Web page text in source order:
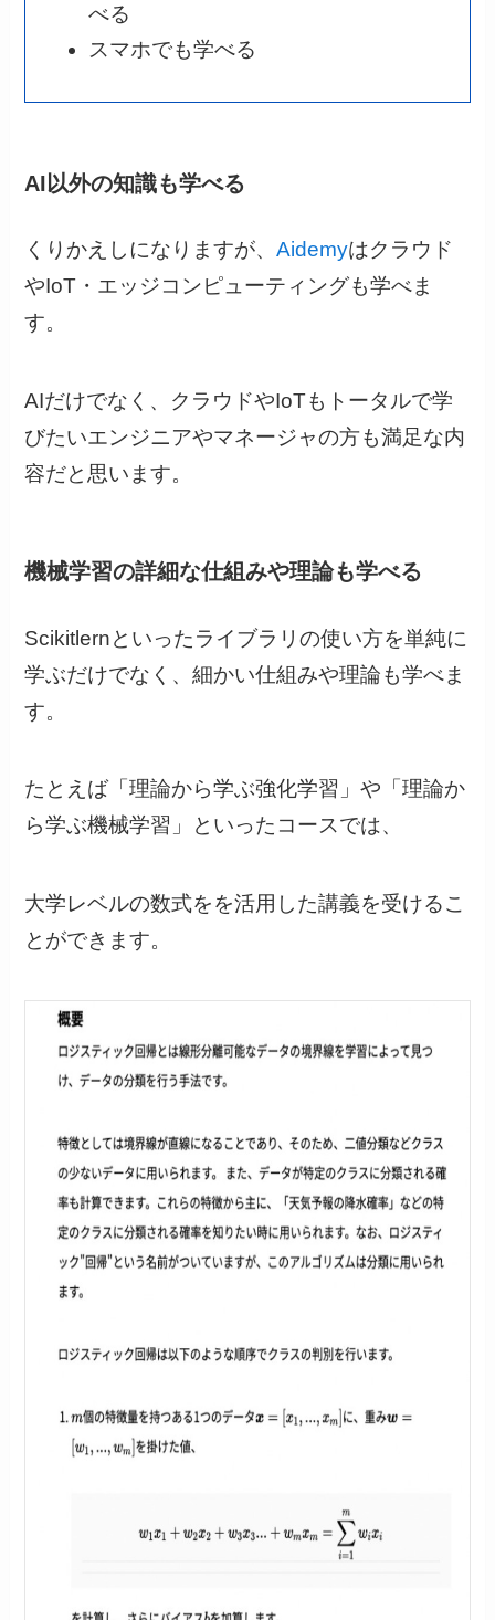
べる
スマホでも学べる
AI以外の知識も学べる
くりかえしになりますが、Aidemyはクラウド
やIoT・エッジコンピューティングも学べま
す。
AIだけでなく、クラウドやIoTもトータルで学
びたいエンジニアやマネージャの方も満足な内
容だと思います。
機械学習の詳細な仕組みや理論も学べる
Scikitlernといったライブラリの使い方を単純に
学ぶだけでなく、細かい仕組みや理論も学べま
す。
たとえば「理論から学ぶ強化学習」や「理論か
ら学ぶ機械学習」といったコースでは、
大学レベルの数式をを活用した講義を受けるこ
とができます。